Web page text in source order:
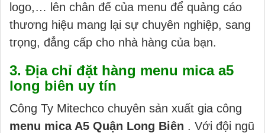
logo,… lên chân đế của menu để quảng cáo
thương hiệu mang lại sự chuyên nghiệp, sang
trọng, đẳng cấp cho nhà hàng của bạn.
3. Địa chỉ đặt hàng menu mica a5
long biên uy tín
Công Ty Mitechco chuyên sản xuất gia công
menu mica A5 Quận Long Biên . Với đội ngũ